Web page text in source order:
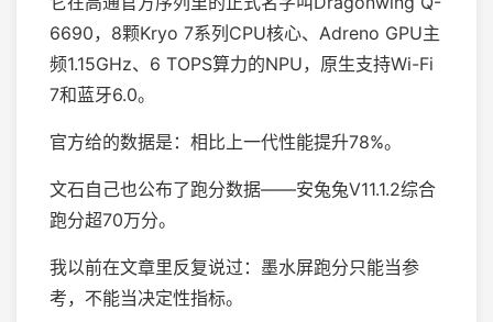
6690，8颗Kryo 7系列CPU核心、Adreno GPU主
频1.15GHz、6 TOPS算力的NPU，原生支持Wi-Fi
7和蓝牙6.0。
官方给的数据是：相比上一代性能提升78%。
文石自己也公布了跑分数据——安兔兔V11.1.2综合
跑分超70万分。
我以前在文章里反复说过：墨水屏跑分只能当参
考，不能当决定性指标。